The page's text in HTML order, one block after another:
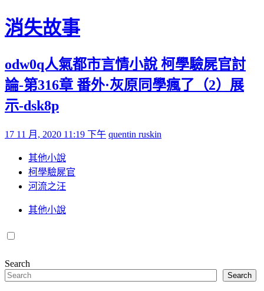
Skip to content
消失故事
odw0q人氣都市言情小說 柯學驗屍官討
論-第316章 番外·灰原同學瘋了（2）展
示-dsk8p
Posted on
17 11 月, 2020 11:19 下午 by
quentin ruskin
其他小說
柯學驗屍官
河流之汪
其他小說
Search
Search